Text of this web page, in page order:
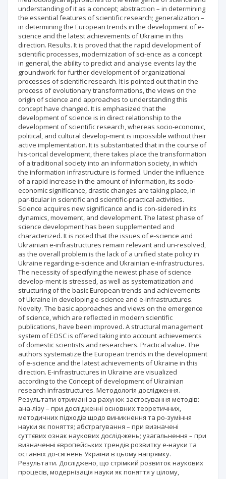
understanding of it as a concept; abstraction – in determining
the essential features of scientific research; generalization –
in determining the European trends in the development of e-
science and the latest achievements of Ukraine in this
direction. Results. It is proved that the rapid development of
scientific processes, modernization of sci-ence as a concept
in general, the ability to predict and analyse events lay the
groundwork for further development of organizational
processes of scientific research. It is pointed out that in the
process of evolutionary transformations, the views on the
origin of science and approaches to understanding this
concept have changed. It is emphasized that the
development of science is in direct relationship to the
development of scientific research, whereas socio-economic,
political, and cultural develop-ment is impossible without their
active implementation. It is substantiated that in the course of
his-torical development, there takes place the transformation
of a traditional society into an information society, in which
the information infrastructure is formed. Under the influence
of a rapid increase in the amount of information, its socio-
economic significance, drastic changes are taking place, in
par-ticular in scientific and scientific-practical activities.
Science acquires new significance and is con-sidered in its
dynamics, movement, and development. The latest phase of
science development has been supplemented and
characterized. It is noted that the issues of e-science and
Ukrainian e-infrastructures remain relevant and un-resolved,
as the overall problem is the lack of a unified state policy in
Ukraine regarding e-science and Ukrainian e-infrastructures.
The necessity of specifying the newest phase of science
develop-ment is stressed, as well as systematization and
structuring of the basic European trends and achievements
of Ukraine in developing e-science and e-infrastructures.
Novelty. The basic approaches and views on the emergence
of science, which are reflected in modern scientific
publications, have been improved. A structural management
system of EOSC is offered taking into account achievements
of domestic scientists and researchers. Practical value. The
authors systematize the European trends in the development
of e-science and the latest achievements of Ukraine in this
direction. E-infrastructures in Ukraine are visualized
according to the Concept of development of Ukrainian
research infrastructures. Методологія дослідження.
Результати отримані за рахунок застосування методів:
ана-лізу – при дослідженні основних теоретичних,
методичних підходів щодо виникнення та ро-зуміння
науки як поняття; абстрагування – при визначені
суттєвих ознак наукових дослід-жень; узагальнення – при
визначенні європейських трендів розвитку е-науки та
останнiх до-сягнень України в цьому напрямку.
Результати. Досліджено, що стрімкий розвиток наукових
процесів, модернізація науки як поняття у цілому,